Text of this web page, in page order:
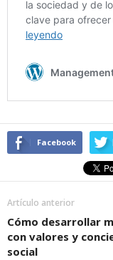
Facebook
Artículo anterior
Cómo desarrollar
con valores y
social